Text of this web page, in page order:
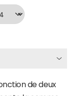
de deux